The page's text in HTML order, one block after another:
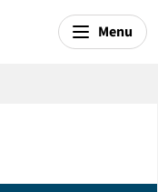
Menu